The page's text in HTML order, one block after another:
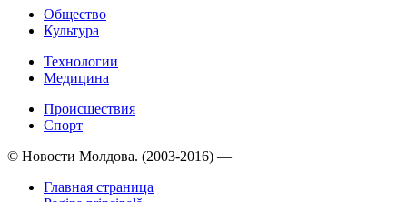
Общество
Культура
Технологии
Медицина
Происшествия
Спорт
© Новости Молдова. (2003-2016) —
Главная страница